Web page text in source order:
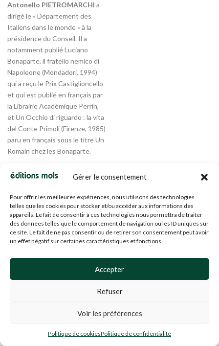
Gérer le consentement
Pour offrir les meilleures expériences, nous utilisons des technologies
telles que les cookies pour stocker et/ou accéder aux informations des
appareils. Le fait de consentir à ces technologies nous permettra de traiter
des données telles que le comportement de navigation ou les ID uniques sur
ce site. Le fait de ne pas consentir ou de retirer son consentement peut avoir
un effet négatif sur certaines caractéristiques et fonctions.
Accepter
Refuser
Voir les préférences
Politique de cookiesPolitique de confidentialité
Antonello PIETROMARCHI a
dirigé le « Département des
Italiens dans le monde » à la
présidence du Conseil. Il a
notamment publié Luciano
Bonaparte, il fratello nemico di
Napoleone (Mondadori, 1994)
qui a reçu le Prix Castiglioncello
et qui est publié en français par
la Librairie Académique Perrin,
et Un Occhio di riguardo : la vita
del Conte Primoli (Firenze, 1985)
paru en français sous le titre Un
Romain chez les Bonaparte.
Antonello Pietromarchi édité
23.00€